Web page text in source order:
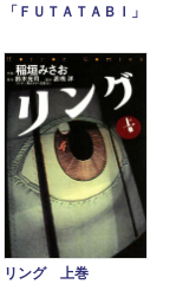
「ＦＵＴＡＴＡＢＩ」
リング 上巻